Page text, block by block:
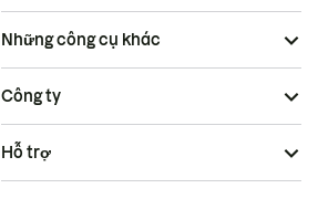
Những công cụ khác
Công ty
Hỗ trợ